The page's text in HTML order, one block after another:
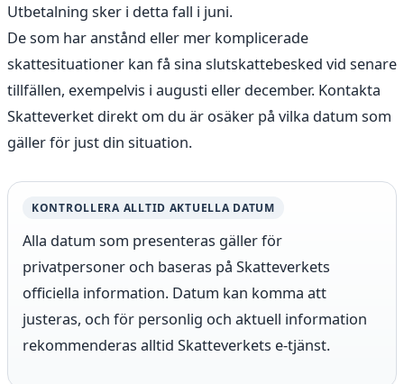
Utbetalning sker i detta fall i juni.
De som har anstånd eller mer komplicerade
skattesituationer kan få sina slutskattebesked vid senare
tillfällen, exempelvis i augusti eller december. Kontakta
Skatteverket direkt om du är osäker på vilka datum som
gäller för just din situation.
KONTROLLERA ALLTID AKTUELLA DATUM
Alla datum som presenteras gäller för
privatpersoner och baseras på Skatteverkets
officiella information. Datum kan komma att
justeras, och för personlig och aktuell information
rekommenderas alltid Skatteverkets e-tjänst.